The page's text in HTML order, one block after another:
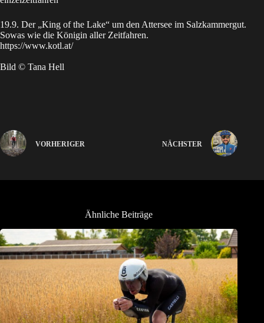
19.9. Der „King of the Lake“ um den Attersee im Salzkammergut.
Sowas wie die Königin aller Zeitfahren.
https://www.kotl.at/
Bild © Tana Hell
VORHERIGER NÄCHSTER
Ähnliche Beiträge